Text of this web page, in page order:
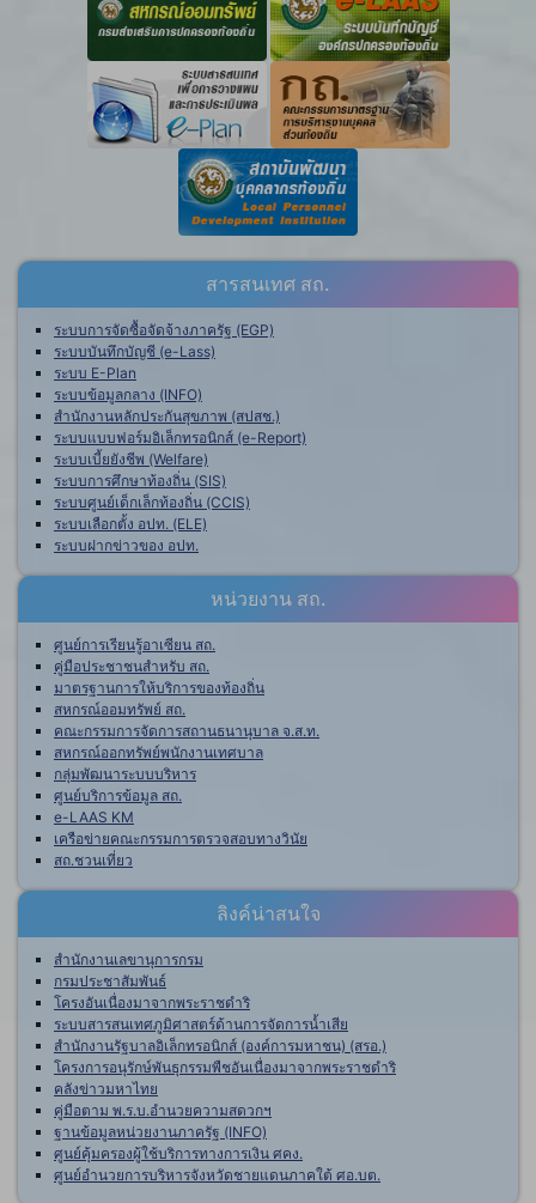
สารสนเทศ สถ.
ระบบการจัดซื้อจัดจ้างภาครัฐ (EGP)
ระบบบันทึกบัญชี (e-Lass)
ระบบ E-Plan
ระบบข้อมูลกลาง (INFO)
สำนักงานหลักประกันสุขภาพ (สปสช.)
ระบบแบบฟอร์มอิเล็กทรอนิกส์ (e-Report)
ระบบเบี้ยยังชีพ (Welfare)
ระบบการศึกษาท้องถิ่น (SIS)
ระบบศูนย์เด็กเล็กท้องถิ่น (CCIS)
ระบบเลือกตั้ง อปท. (ELE)
ระบบฝากข่าวของ อปท.
หน่วยงาน สถ.
ศูนย์การเรียนรู้อาเซียน สถ.
คู่มือประชาชนสำหรับ สถ.
มาตรฐานการให้บริการของท้องถิ่น
สหกรณ์ออมทรัพย์ สถ.
คณะกรรมการจัดการสถานธนานุบาล จ.ส.ท.
สหกรณ์ออกทรัพย์พนักงานเทศบาล
กลุ่มพัฒนาระบบบริหาร
ศูนย์บริการข้อมูล สถ.
e-LAAS KM
เครือข่ายคณะกรรมการตรวจสอบทางวินัย
สถ.ชวนเที่ยว
ลิงค์น่าสนใจ
สำนักงานเลขานุการกรม
กรมประชาสัมพันธ์
โครงอันเนื่องมาจากพระราชดำริ
ระบบสารสนเทศภูมิศาสตร์ด้านการจัดการน้ำเสีย
สำนักงานรัฐบาลอิเล็กทรอนิกส์ (องค์การมหาชน) (สรอ.)
โครงการอนุรักษ์พันธุกรรมพืชอันเนื่องมาจากพระราชดำริ
คลังข่าวมหาไทย
คู่มือตาม พ.ร.บ.อำนวยความสดวกฯ
ฐานข้อมูลหน่วยงานภาครัฐ (INFO)
ศูนย์คุ้มครองผู้ใช้บริการทางการเงิน ศคง.
ศูนย์อำนวยการบริหารจังหวัดชายแดนภาคใต้ ศอ.บต.